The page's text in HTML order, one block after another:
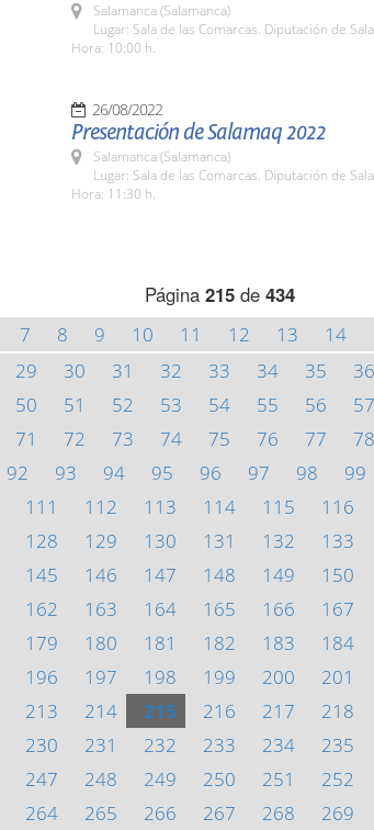
Salamanca (Salamanca)
Lugar: Sala de las Comarcas. Diputación de
Hora: 10:00 h.
26/08/2022
Presentación de Salamaq 2022
Salamanca (Salamanca)
Lugar: Sala de las Comarcas. Diputación de
Hora: 11:30 h.
Página 215de 434
7 8 9 10 11 12 13 14
29 30 31 32 33 34 35 36
50 51 52 53 54 55 56 57
71 72 73 74 75 76 77 78
92 93 94 95 96 97 98 99
111 112 113 114 115 116
128 129 130 131 132 133
145 146 147 148 149 150
162 163 164 165 166 167
179 180 181 182 183 184
196 197 198 199 200 201
213 214 215 216 217 218
230 231 232 233 234 235
247 248 249 250 251 252
264 265 266 267 268 269